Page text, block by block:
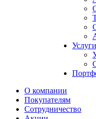
О компании
Покупателям
Сотрудничество